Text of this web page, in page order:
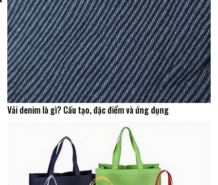
Vải denim là gì? Cấu tạo, đặc điểm và ứng dụng